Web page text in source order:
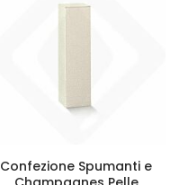
Confezione Spumanti e